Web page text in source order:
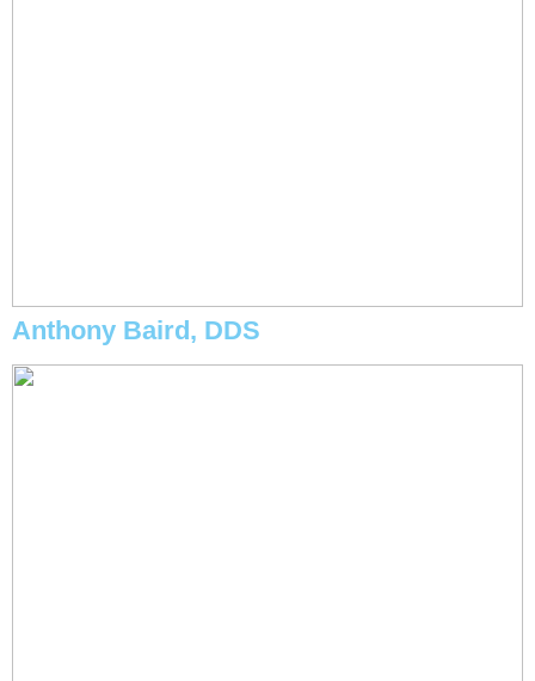
Anthony Baird, DDS